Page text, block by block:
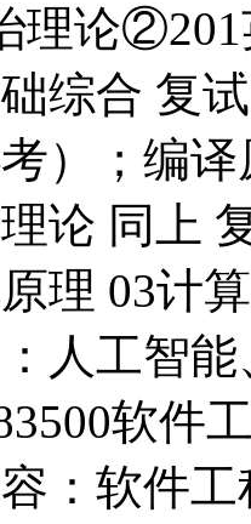
理论
综合 复
）；编
论 同上
理 03计
人工智
软件
：软件